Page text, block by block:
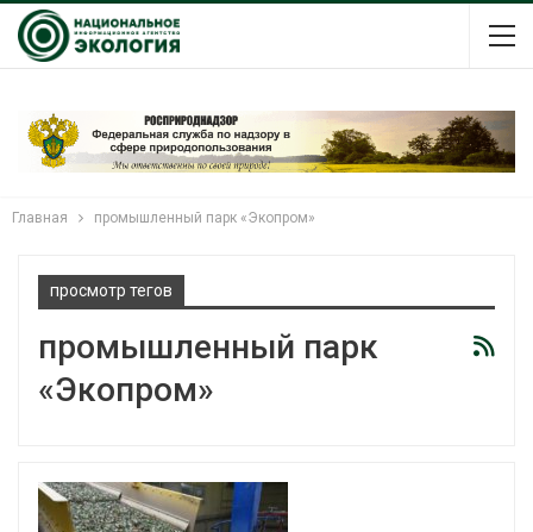
Главная промышленный парк «Экопром»
просмотр тегов
промышленный парк
«Экопром»